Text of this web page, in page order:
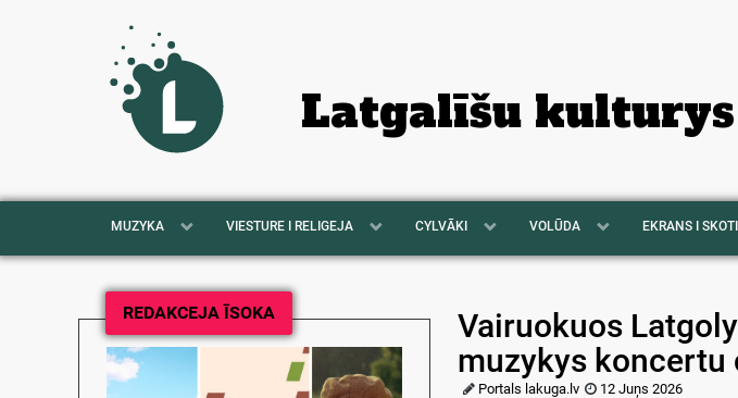
Latgalīšu
MUZYKA VIESTURE I RELIGEJA CYLVĀKI VOLŪDA EKRANS I
REDAKCEJA ĪSOKA
Vairuokuos
muzykys koncertu
Portals lakuga.lv 12 Juņs 2026